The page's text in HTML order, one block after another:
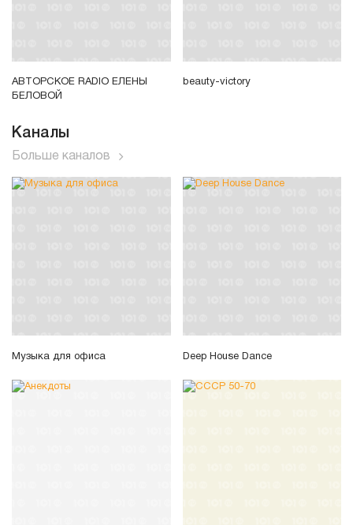
АВТОРСКОЕ RADIO ЕЛЕНЫ
БЕЛОВОЙ
beauty-victory
Каналы
Больше каналов
Музыка для офиса Deep House Dance